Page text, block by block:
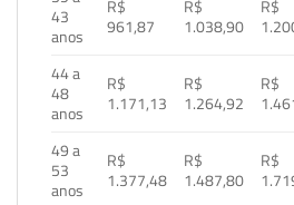
43
anos
R$
961,87
R$
1.038,90
R$
44 a
48
anos
R$
1.171,13
R$
1.264,92
R$
49 a
53
anos
R$
1.377,48
R$
1.487,80
R$